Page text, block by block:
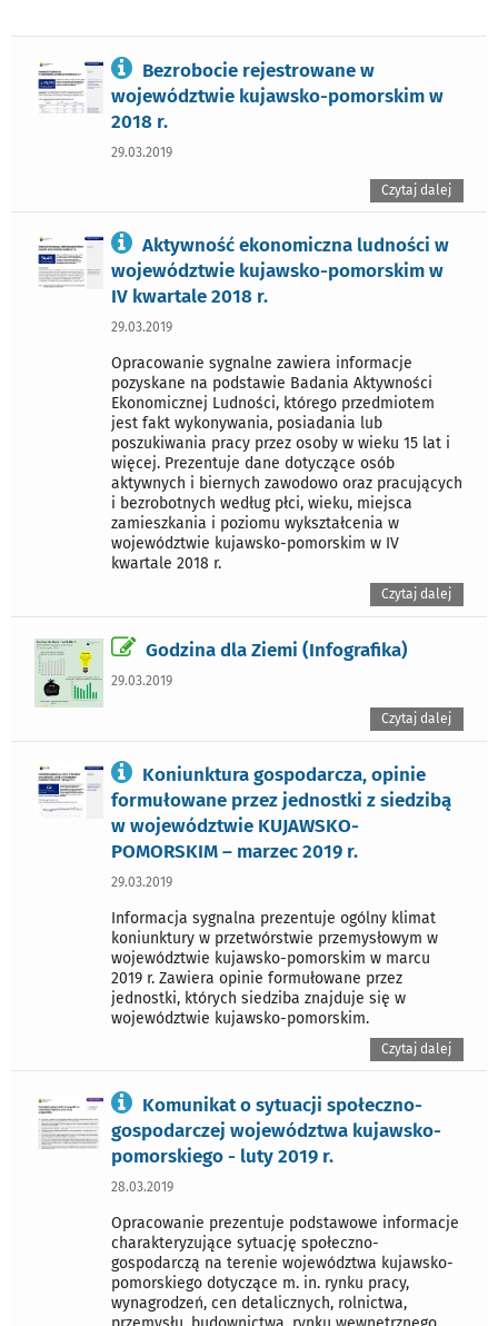
Bezrobocie rejestrowane w
województwie kujawsko-pomorskim w
2018 r.
29.03.2019
Czytaj dalej
Aktywność ekonomiczna ludności w
województwie kujawsko-pomorskim w
IV kwartale 2018 r.
29.03.2019
Opracowanie sygnalne zawiera informacje
pozyskane na podstawie Badania Aktywności
Ekonomicznej Ludności, którego przedmiotem
jest fakt wykonywania, posiadania lub
poszukiwania pracy przez osoby w wieku 15 lat i
więcej. Prezentuje dane dotyczące osób
aktywnych i biernych zawodowo oraz pracujących
i bezrobotnych według płci, wieku, miejsca
zamieszkania i poziomu wykształcenia w
województwie kujawsko-pomorskim w IV
kwartale 2018 r.
Czytaj dalej
Godzina dla Ziemi (Infografika)
29.03.2019
Czytaj dalej
Koniunktura gospodarcza, opinie
formułowane przez jednostki z siedzibą
w województwie KUJAWSKO-
POMORSKIM – marzec 2019 r.
29.03.2019
Informacja sygnalna prezentuje ogólny klimat
koniunktury w przetwórstwie przemysłowym w
województwie kujawsko-pomorskim w marcu
2019 r. Zawiera opinie formułowane przez
jednostki, których siedziba znajduje się w
województwie kujawsko-pomorskim.
Czytaj dalej
Komunikat o sytuacji społeczno-
gospodarczej województwa kujawsko-
pomorskiego - luty 2019 r.
28.03.2019
Opracowanie prezentuje podstawowe informacje
charakteryzujące sytuację społeczno-
gospodarczą na terenie województwa kujawsko-
pomorskiego dotyczące m. in. rynku pracy,
wynagrodzeń, cen detalicznych, rolnictwa,